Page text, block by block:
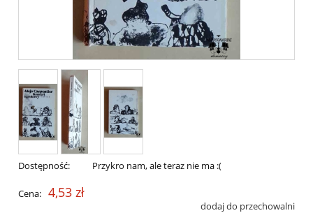
Dostępność: Przykro nam, ale teraz nie ma :(
Cena: 4,53 zł
dodaj do przechowalni